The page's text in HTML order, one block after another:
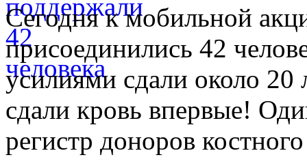
Сегодня к мобильной
присоединились 42
усилиями сдали около 20
сдали кровь впервые!
регистр доноров